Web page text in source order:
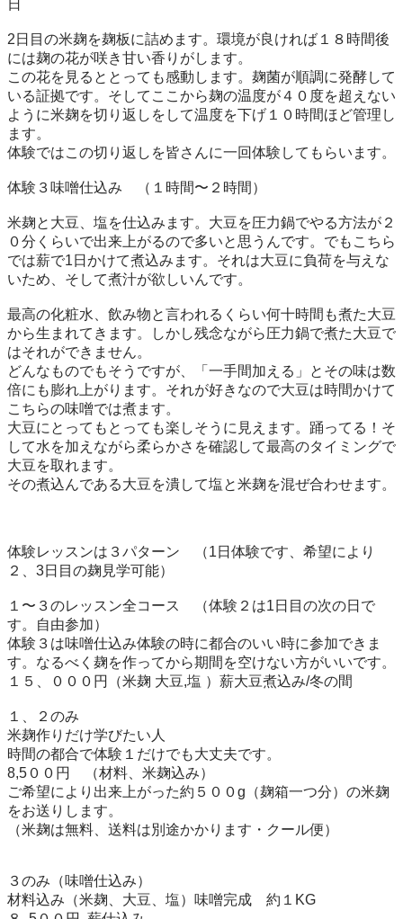
日
2日目の米麹を麹板に詰めます。環境が良ければ１８時間後
には麹の花が咲き甘い香りがします。
この花を見るととっても感動します。麹菌が順調に発酵して
いる証拠です。そしてここから麹の温度が４０度を超えない
ように米麹を切り返しをして温度を下げ１０時間ほど管理し
ます。
体験ではこの切り返しを皆さんに一回体験してもらいます。
体験３味噌仕込み　（１時間〜２時間）
米麹と大豆、塩を仕込みます。大豆を圧力鍋でやる方法が２
０分くらいで出来上がるので多いと思うんです。でもこちら
では薪で1日かけて煮込みます。それは大豆に負荷を与えな
いため、そして煮汁が欲しいんです。
最高の化粧水、飲み物と言われるくらい何十時間も煮た大豆
から生まれてきます。しかし残念ながら圧力鍋で煮た大豆で
はそれができません。
どんなものでもそうですが、「一手間加える」とその味は数
倍にも膨れ上がります。それが好きなので大豆は時間かけて
こちらの味噌では煮ます。
大豆にとってもとっても楽しそうに見えます。踊ってる！そ
して水を加えながら柔らかさを確認して最高のタイミングで
大豆を取れます。
その煮込んである大豆を潰して塩と米麹を混ぜ合わせます。
体験レッスンは３パターン　（1日体験です、希望により
２、3日目の麹見学可能）
１〜３のレッスン全コース　（体験２は1日目の次の日で
す。自由参加）
体験３は味噌仕込み体験の時に都合のいい時に参加できま
す。なるべく麹を作ってから期間を空けない方がいいです。
１５、０００円（米麹 大豆,塩 ）薪大豆煮込み/冬の間
１、２のみ
米麹作りだけ学びたい人
時間の都合で体験１だけでも大丈夫です。
8,5００円　（材料、米麹込み）
ご希望により出来上がった約５００g（麹箱一つ分）の米麹
をお送りします。
（米麹は無料、送料は別途かかります・クール便）
３のみ（味噌仕込み）
材料込み（米麹、大豆、塩）味噌完成　約１KG